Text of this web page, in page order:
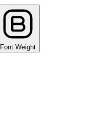
Font Weight